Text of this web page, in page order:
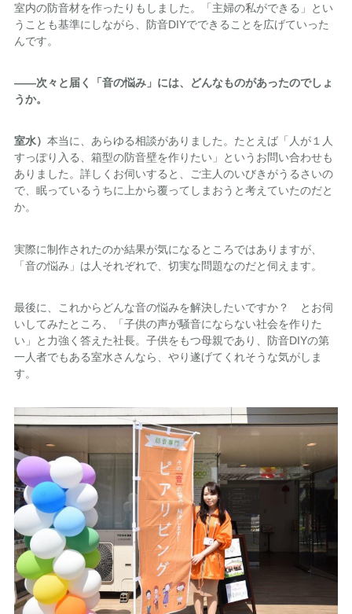
室内の防音材を作ったりもしました。「主婦の私ができる」とい
うことも基準にしながら、防音DIYでできることを広げていった
んです。
――次々と届く「音の悩み」には、どんなものがあったのでしょ
うか。
室水） 本当に、あらゆる相談がありました。たとえば「人が１人
すっぽり入る、箱型の防音壁を作りたい」というお問い合わせも
ありました。詳しくお伺いすると、ご主人のいびきがうるさいの
で、眠っているうちに上から覆ってしまおうと考えていたのだと
か。
実際に制作されたのか結果が気になるところではありますが、
「音の悩み」は人それぞれで、切実な問題なのだと伺えます。
最後に、これからどんな音の悩みを解決したいですか？ とお伺
いしてみたところ、「子供の声が騒音にならない社会を作りた
い」と力強く答えた社長。子供をもつ母親であり、防音DIYの第
一人者でもある室水さんなら、やり遂げてくれそうな気がしま
す。